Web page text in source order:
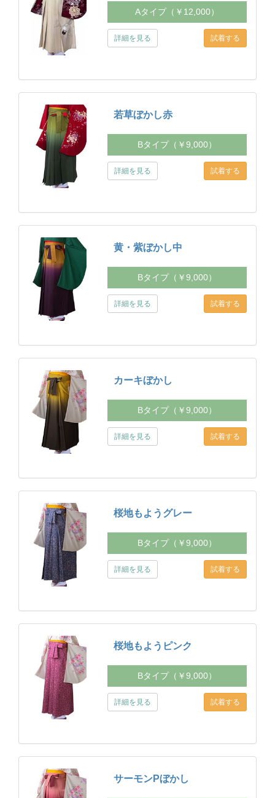
Aタイプ（￥12,000）
詳細を見る
若草ぼかし赤
Bタイプ（￥9,000）
詳細を見る
黄・紫ぼかし中
Bタイプ（￥9,000）
詳細を見る
カーキぼかし
Bタイプ（￥9,000）
詳細を見る
桜地もようグレー
Bタイプ（￥9,000）
詳細を見る
桜地もようピンク
Bタイプ（￥9,000）
詳細を見る
サーモンPぼかし